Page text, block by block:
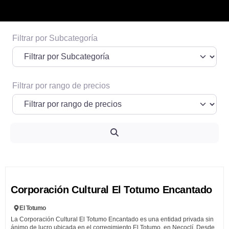
Espacio publicitario 1
Informacion de posibles prestadores o
Ver Más
Filtrar por Subcategoría
Filtrar por rango de precios
Corporación Cultural El Totumo Encantado
El Totumo
La Corporación Cultural El Totumo Encantado es una entidad privada sin